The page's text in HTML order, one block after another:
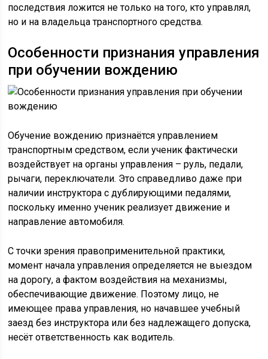
последствия ложится не только на того, кто управлял,
но и на владельца транспортного средства.
Особенности признания управления
при обучении вождению
Обучение вождению признаётся управлением
транспортным средством, если ученик фактически
воздействует на органы управления – руль, педали,
рычаги, переключатели. Это справедливо даже при
наличии инструктора с дублирующими педалями,
поскольку именно ученик реализует движение и
направление автомобиля.
С точки зрения правоприменительной практики,
момент начала управления определяется не выездом
на дорогу, а фактом воздействия на механизмы,
обеспечивающие движение. Поэтому лицо, не
имеющее права управления, но начавшее учебный
заезд без инструктора или без надлежащего допуска,
несёт ответственность как водитель.